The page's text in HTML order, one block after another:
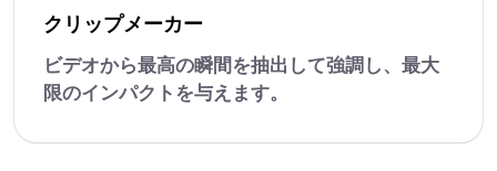
クリップメーカー
ビデオから最高の瞬間を抽出して強調し、最大
限のインパクトを与えます。